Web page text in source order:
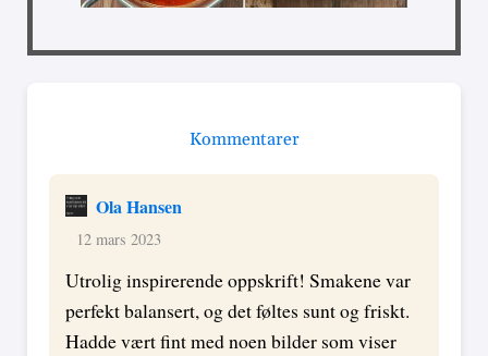
Kommentarer
Ola Hansen
12 mars 2023
Utrolig inspirerende oppskrift! Smakene var
perfekt balansert, og det føltes sunt og friskt.
Hadde vært fint med noen bilder som viser